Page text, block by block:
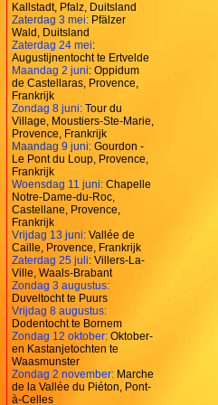
Kallstadt, Pfalz, Duitsland
Zaterdag 3 mei: Pfälzer
Wald, Duitsland
Zaterdag 24 mei:
Augustijnentocht te Ertvelde
Maandag 2 juni: Oppidum
de Castellaras, Provence,
Frankrijk
Zondag 8 juni: Tour du
Village, Moustiers-Ste-Marie,
Provence, Frankrijk
Maandag 9 juni: Gourdon -
Le Pont du Loup, Provence,
Frankrijk
Woensdag 11 juni: Chapelle
Notre-Dame-du-Roc,
Castellane, Provence,
Frankrijk
Vrijdag 13 juni: Vallée de
Caille, Provence, Frankrijk
Zaterdag 25 juli: Villers-La-
Ville, Waals-Brabant
Zondag 3 augustus:
Duveltocht te Puurs
Vrijdag 8 augustus:
Dodentocht te Bornem
Zondag 12 oktober: Oktober-
en Kastanjetochten te
Waasmunster
Zondag 2 november: Marche
de la Vallée du Piéton, Pont-
à-Celles